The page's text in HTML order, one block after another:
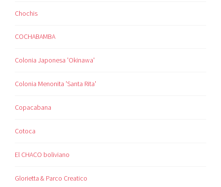
Chochis
COCHABAMBA
Colonia Japonesa 'Okinawa'
Colonia Menonita 'Santa Rita'
Copacabana
Cotoca
El CHACO boliviano
Glorietta & Parco Creatico